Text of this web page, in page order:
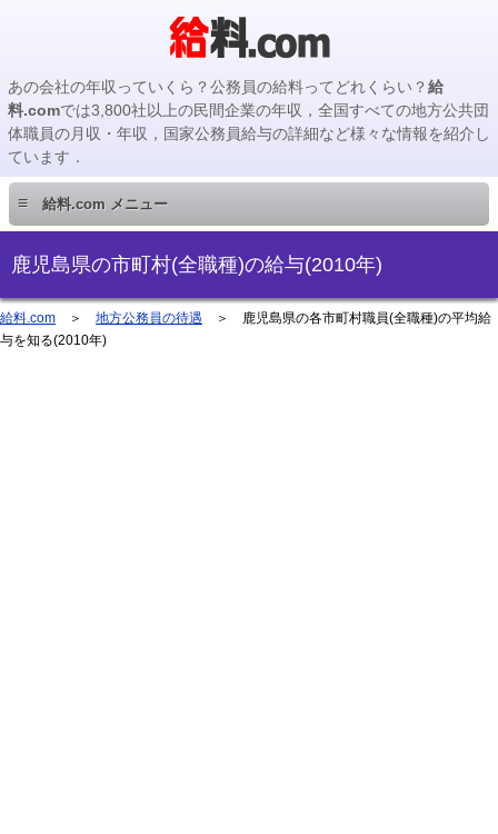
あの会社の年収っていくら？公務員の給料ってどれくらい？給
料.comでは3,800社以上の民間企業の年収，全国すべての地方公共団
体職員の月収・年収，国家公務員給与の詳細など様々な情報を紹介し
ています．
≡ 給料.com メニュー
民間企業編
国家公務員編
鹿児島県の市町村(全職種)の給与(2010年)
給料.com ＞ 地方公務員の待遇 ＞ 鹿児島県の各市町村職員(全職種)の平均給
与を知る(2010年)